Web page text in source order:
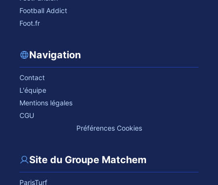
Football Addict
Foot.fr
Navigation
Contact
L'équipe
Mentions légales
CGU
Préférences Cookies
Site du Groupe Matchem
ParisTurf